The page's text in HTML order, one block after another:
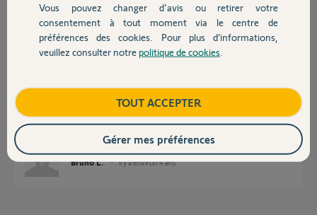
Devis avec un pro
Contact
https://www.somfy.fr/assistance/videos/alarme-et-camera-s...
Bonne journée !
Bruno L. il y a environ 4 ans
Vous pouvez changer d'avis ou retirer votre
consentement à tout moment via le centre de
préférences des cookies. Pour plus d’informations,
veuillez consulter notre politique de cookies
TOUT ACCEPTER
Gérer mes préférences